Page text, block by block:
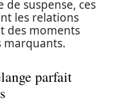
suspense, ces
les relations
des moments
marquants.
parfait